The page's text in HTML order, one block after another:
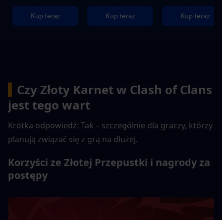
Kup teraz Kup teraz Kup teraz
Czy Złoty Karnet w Clash of Clans
jest tego wart
Krótka odpowiedź: Tak – szczególnie dla graczy, którzy
planują związać się z grą na dłużej.
Korzyści ze Złotej Przepustki i nagrody za
postępy